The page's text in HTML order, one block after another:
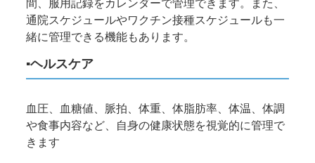
間、服用記録をカレンダーで管理できます。また、
通院スケジュールやワクチン接種スケジュールも一
緒に管理できる機能もあります。
▪ヘルスケア
血圧、血糖値、脈拍、体重、体脂肪率、体温、体調
や食事内容など、自身の健康状態を視覚的に管理で
きます